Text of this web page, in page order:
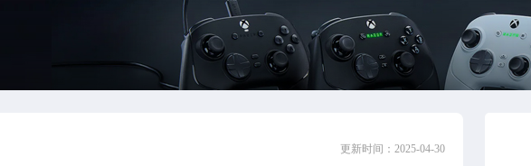
更新时间： 2025-04-30